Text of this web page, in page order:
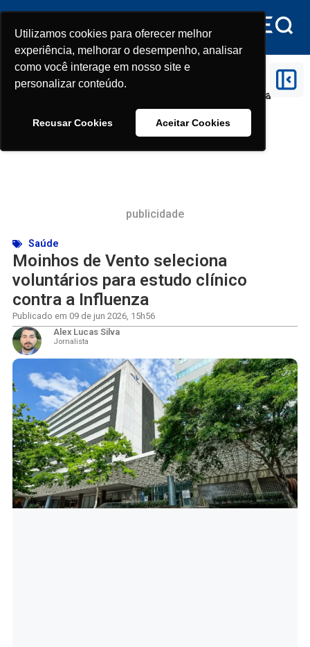
Utilizamos cookies para oferecer melhor
experiência, melhorar o desempenho, analisar
como você interage em nosso site e
personalizar conteúdo.
Recusar Cookies Aceitar Cookies
Utilizamos cookies para oferecer melhor
experiência, melhorar o desempenho, analisar
como você interage em nosso site e
personalizar conteúdo.
Recusar Cookies Aceitar Cookies
Saúde
Moinhos de Vento seleciona
voluntários para estudo clínico contra a Influenza
publicidade
Saúde
Moinhos de Vento seleciona
voluntários para estudo clínico
contra a Influenza
Publicado em 09 de jun 2026, 15h56
Alex Lucas Silva
Jornalista